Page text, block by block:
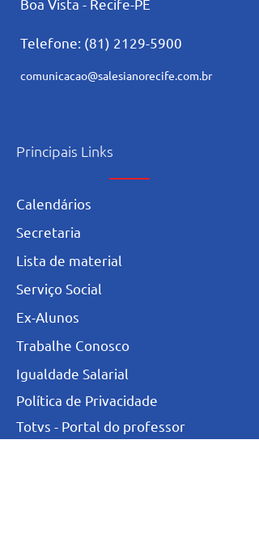
Boa Vista - Recife-PE
Telefone: (81) 2129-5900
comunicacao@salesianorecife.com.br
Principais Links
Calendários
Secretaria
L ista de material
Serviço Social
Ex-Alunos
Trabalhe Conosco
Igualdade Salarial
Política de Privacidade
Totvs - Portal do professor